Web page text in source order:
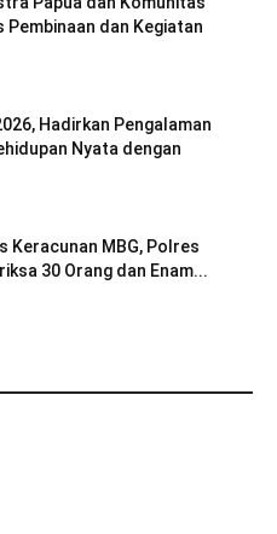
Pembinaan dan Kegiatan
Hadirkan Pengalaman
Nyata dengan
Keracunan MBG, Polres
30 Orang dan Enam...